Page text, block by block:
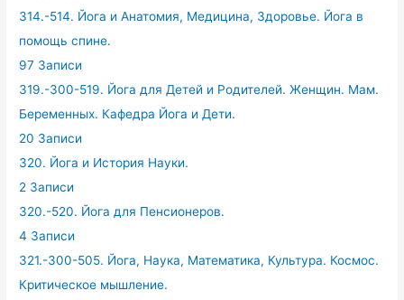
314.-514. Йога и Анатомия, Медицина, Здоровье. Йога в
помощь спине.
97 Записи
319.-300-519. Йога для Детей и Родителей. Женщин. Мам.
Беременных. Кафедра Йога и Дети.
20 Записи
320. Йога и История Науки.
2 Записи
320.-520. Йога для Пенсионеров.
4 Записи
321.-300-505. Йога, Наука, Математика, Культура. Космос.
Критическое мышление.